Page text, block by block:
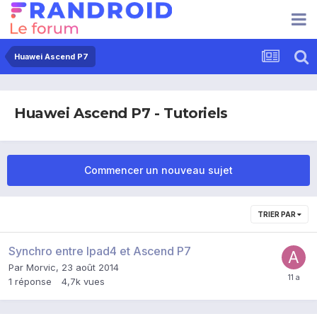
Huawei Ascend P7
Huawei Ascend P7 - Tutoriels
Commencer un nouveau sujet
TRIER PAR
Synchro entre Ipad4 et Ascend P7
Par Morvic, 23 août 2014
1 réponse 4,7k vues